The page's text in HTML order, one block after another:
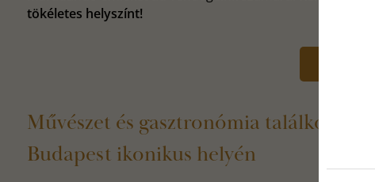
tökéletes helyszínt!
Művészet és gasztronómia
Budapest ikonikus helyén